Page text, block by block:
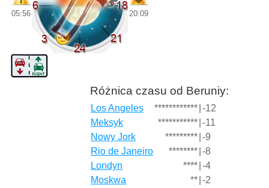
05:56 20:09
Różnica czasu od Beruniy:
Los Angeles ************ -12
Meksyk
*********** -11
Nowy Jork
********* -9
Rio de Janeiro
******** -8
Londyn
**** -4
Moskwa
** -2